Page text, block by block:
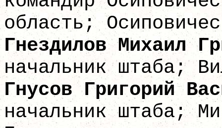
область;
Гнездилов
начальник штаба;
Гнусов
начальник штаба;